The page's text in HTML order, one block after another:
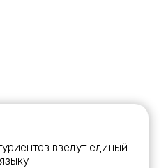
введут единый